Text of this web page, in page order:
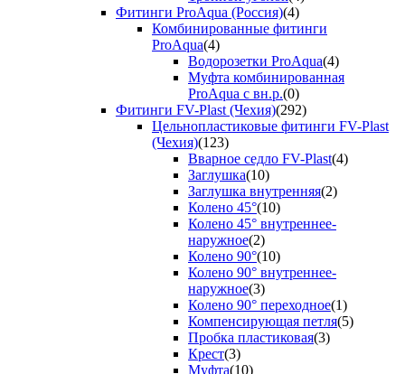
Фитинги ProAqua (Россия)(4)
Комбинированные фитинги
ProAqua(4)
Водорозетки ProAqua(4)
Муфта комбинированная
ProAqua с вн.р.(0)
Фитинги FV-Plast (Чехия)(292)
Цельнопластиковые фитинги FV-Plast
(Чехия)(123)
Вварное седло FV-Plast(4)
Заглушка(10)
Заглушка внутренняя(2)
Колено 45°(10)
Колено 45° внутреннее-
наружное(2)
Колено 90°(10)
Колено 90° внутреннее-
наружное(3)
Колено 90° переходное(1)
Компенсирующая петля(5)
Пробка пластиковая(3)
Крест(3)
Муфта(10)